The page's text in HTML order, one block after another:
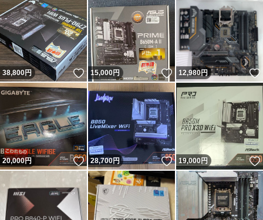
38,800円 いいね！
15,000円 いいね！
12,980円
20,000円 いいね！
28,700円 いいね！
19,000円